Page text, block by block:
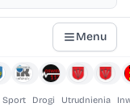
Menu
Sport Drogi Utrudnienia